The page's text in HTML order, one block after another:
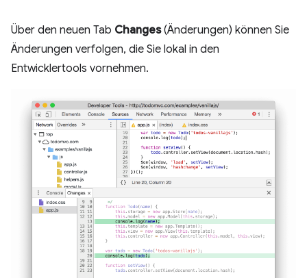
Über den neuen Tab Changes(Änderungen) können Sie
Änderungen verfolgen, die Sie lokal in den
Entwicklertools vornehmen.